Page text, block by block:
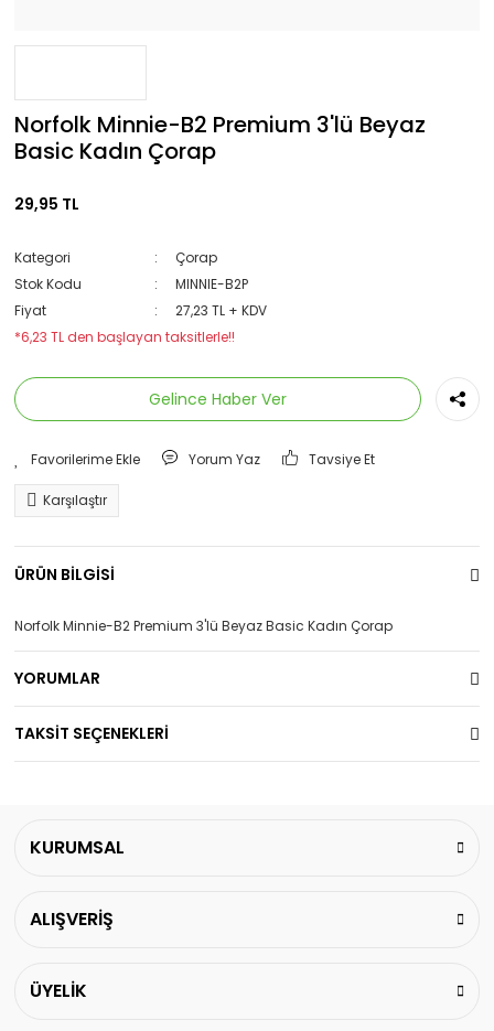
Norfolk Minnie-B2 Premium 3'lü Beyaz
Basic Kadın Çorap
29,95 TL
Kategori
Çorap
Stok Kodu
MINNIE-B2P
Fiyat
27,23 TL + KDV
*6,23 TL den başlayan taksitlerle!!
Gelince Haber Ver
Yorum Yaz Tavsiye Et
Karşılaştır
ÜRÜN BİLGİSİ
Norfolk Minnie-B2 Premium 3'lü Beyaz Basic Kadın Çorap
YORUMLAR
TAKSİT SEÇENEKLERİ
KURUMSAL
ALIŞVERİŞ
ÜYELİK